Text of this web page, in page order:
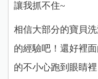
讓我抓不住~
相信大部分的寶貝
的經驗吧！還好裡
的不小心跑到眼睛